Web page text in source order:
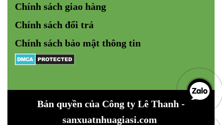
Chính sách giao hàng
Chính sách đổi trả
Chính sách bảo mật thông tin
Bản quyền của Công ty Lê Thanh -
sanxuatnhuagiasi.com